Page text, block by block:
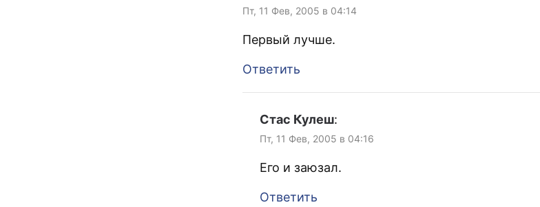
Пт, 11 Фев, 2005 в 04:14
Первый лучше.
Ответить
Стас Кулеш:
Пт, 11 Фев, 2005 в 04:16
Его и заюзал.
Ответить